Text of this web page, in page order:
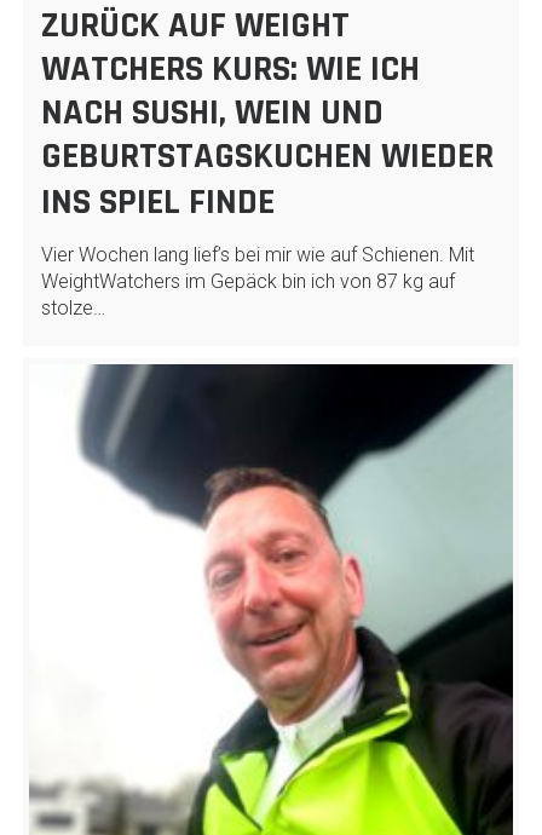
ZURÜCK AUF WEIGHT
WATCHERS KURS: WIE ICH
NACH SUSHI, WEIN UND
GEBURTSTAGSKUCHEN WIEDER
INS SPIEL FINDE
Vier Wochen lang lief’s bei mir wie auf Schienen. Mit
WeightWatchers im Gepäck bin ich von 87 kg auf
stolze…